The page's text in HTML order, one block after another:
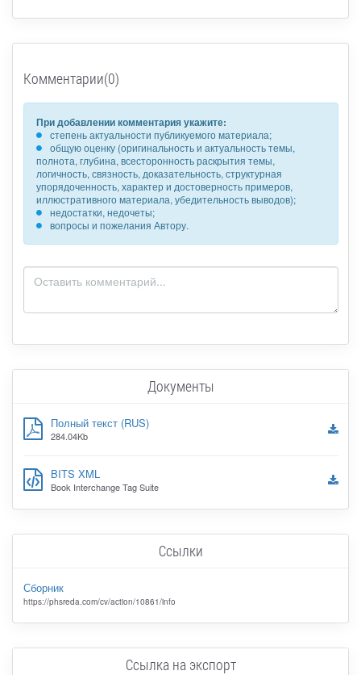
Комментарии(0)
При добавлении комментария укажите:
степень актуальности публикуемого материала;
общую оценку (оригинальность и актуальность темы,
полнота, глубина, всесторонность раскрытия темы,
логичность, связность, доказательность, структурная
упорядоченность, характер и достоверность примеров,
иллюстративного материала, убедительность выводов);
недостатки, недочеты;
вопросы и пожелания Автору.
Документы
Полный текст (RUS)
284.04Kb
BITS XML
Book Interchange Tag Suite
Ссылки
Сборник
https://phsreda.com/cv/action/10861/info
Ссылка на экспорт